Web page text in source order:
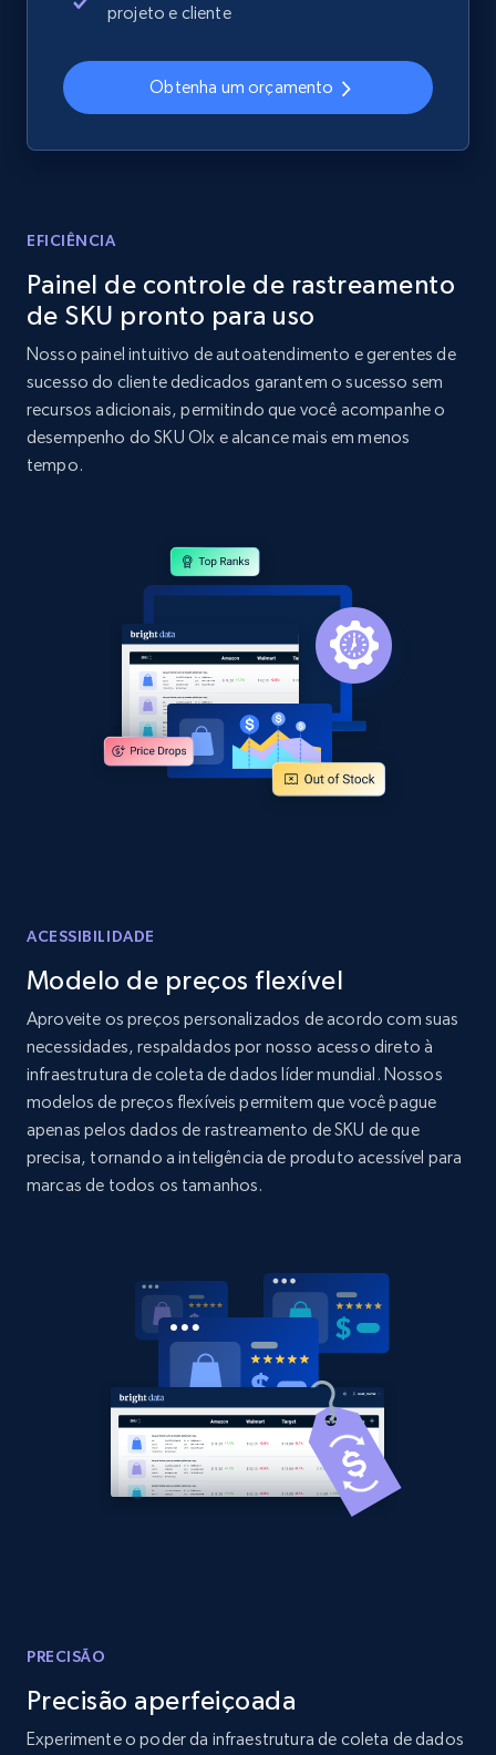
URL, Domain, Country code, Model number,
and more.
Home Depot US - Discover products by
URL, Domain, Country code, Model number,
Sku, Product id, Product name, Manufacturer,
and more.
2.1K+ 355+ Comece agora
specific category URL
URL, Domain, Country code, Model number,
Sku, Product id, Product name, Manufacturer,
and more.
355+ Comece agora
Amazon products global dataset
2.1K+
Amazon products global dataset - Collects
products by specific category URL
Title, Seller name, Brand, Description, Initial
price, Currency, Availability, Reviews count, and
more.
Amazon products global dataset -
Collecting products by keyword search
Title, Seller name, Brand, Description, Initial
price, Currency, Availability, Reviews count, and
2.1K+ 375+ Comece agora
Title, Seller name, Brand, Description, Initial
price, Currency, Availability, Reviews count, and
more.
projeto e cliente
Obtenha um orçamento
EFICIÊNCIA
Painel de controle de rastreamento
de SKU pronto para uso
Nosso painel intuitivo de autoatendimento e gerentes de
sucesso do cliente dedicados garantem o sucesso sem
recursos adicionais, permitindo que você acompanhe o
desempenho do SKU Olx e alcance mais em menos
tempo.
ACESSIBILIDADE
Modelo de preços flexível
Aproveite os preços personalizados de acordo com suas
necessidades, respaldados por nosso acesso direto à
infraestrutura de coleta de dados líder mundial. Nossos
modelos de preços flexíveis permitem que você pague
apenas pelos dados de rastreamento de SKU de que
precisa, tornando a inteligência de produto acessível para
marcas de todos os tamanhos.
PRECISÃO
Precisão aperfeiçoada
Experimente o poder da infraestrutura de coleta de dados